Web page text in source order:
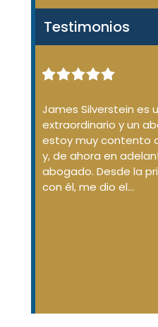
Testimonios
James Silverstein es
extraordinario y un
estoy muy contento
y, de ahora en
abogado. Desde la
con él, me dio el...